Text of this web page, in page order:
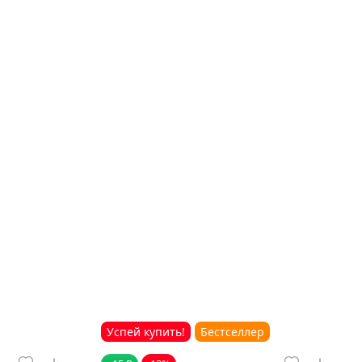
Успей купить! Бестселлер